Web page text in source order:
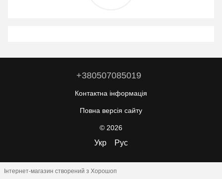
+380507085019
Контактна інформація
Повна версія сайту
© 2026
Укр Рус
Інтернет-магазин створений з Хорошоп